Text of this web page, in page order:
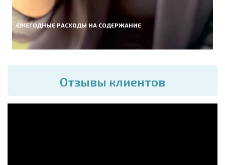
ЕЖЕГОДНЫЕ РАСХОДЫ НА СОДЕРЖАНИЕ
Отзывы клиентов